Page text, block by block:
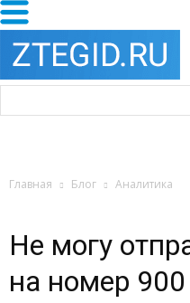
Главная Блог Аналитика
Не могу
на номер